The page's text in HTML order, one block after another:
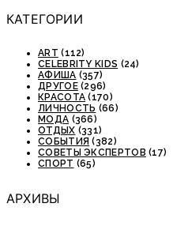
КАТЕГОРИИ
ART (112)
CELEBRITY KIDS (24)
АФИША (357)
ДРУГОЕ(296)
КРАСОТА (170)
ЛИЧНОСТЬ (66)
МОДА (366)
ОТДЫХ (331)
СОБЫТИЯ (382)
СОВЕТЫ ЭКСПЕРТОВ (17)
СПОРТ (65)
АРХИВЫ